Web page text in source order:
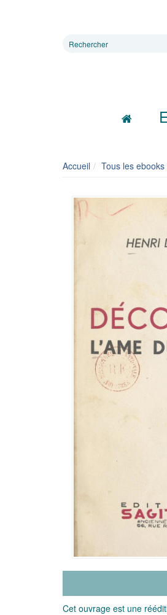
Rechercher
Accueil Tous les ebooks
Cet ouvrage est une